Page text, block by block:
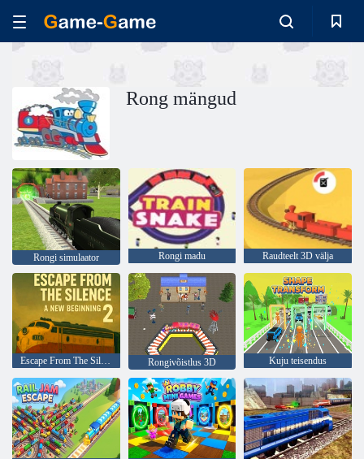
Rong mängud
Rongi simulaator Rongi madu Raudteelt 3D välja
Escape From The Silence 2 on uus algus Rongivõistlus 3D Kuju teisendus